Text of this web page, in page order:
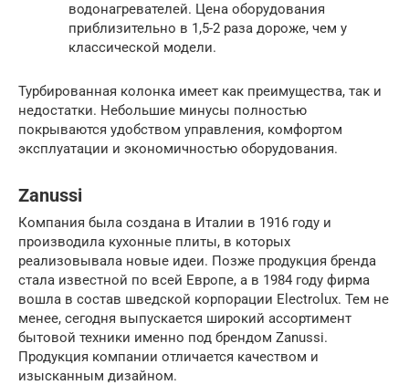
водонагревателей. Цена оборудования
приблизительно в 1,5-2 раза дороже, чем у
классической модели.
Турбированная колонка имеет как преимущества, так и
недостатки. Небольшие минусы полностью
покрываются удобством управления, комфортом
эксплуатации и экономичностью оборудования.
Zanussi
Компания была создана в Италии в 1916 году и
производила кухонные плиты, в которых
реализовывала новые идеи. Позже продукция бренда
стала известной по всей Европе, а в 1984 году фирма
вошла в состав шведской корпорации Electrolux. Тем не
менее, сегодня выпускается широкий ассортимент
бытовой техники именно под брендом Zanussi.
Продукция компании отличается качеством и
изысканным дизайном.